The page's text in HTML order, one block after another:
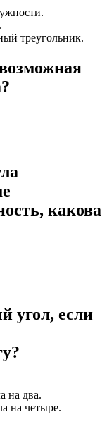
треугольник.
какова
угол, если
на два.
на четыре.